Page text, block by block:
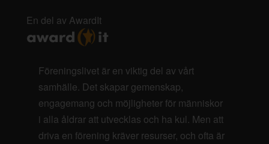
En del av AwardIt
Föreningslivet är en viktig del av vårt
samhälle. Det skapar gemenskap,
engagemang och möjligheter för människor
i alla åldrar att utvecklas och ha kul. Men att
driva en förening kräver resurser, och ofta är